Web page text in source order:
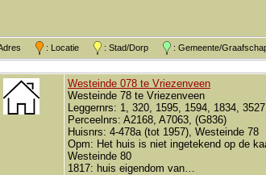
: Locatie : Stad/Dorp : Gemeente/
Westeinde 078 te Vriezenveen
Westeinde 78 te Vriezenveen
Leggernrs: 1, 320, 1595, 1594, 1834,
Perceelnrs: A2168, A7063, (G836)
Huisnrs: 4-478a (tot 1957), Westeinde 78
Opm: Het huis is niet ingetekend op de
Westeinde 80
1817: huis eigendom van…